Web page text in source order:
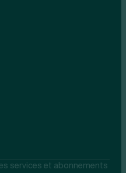
services et abonnements